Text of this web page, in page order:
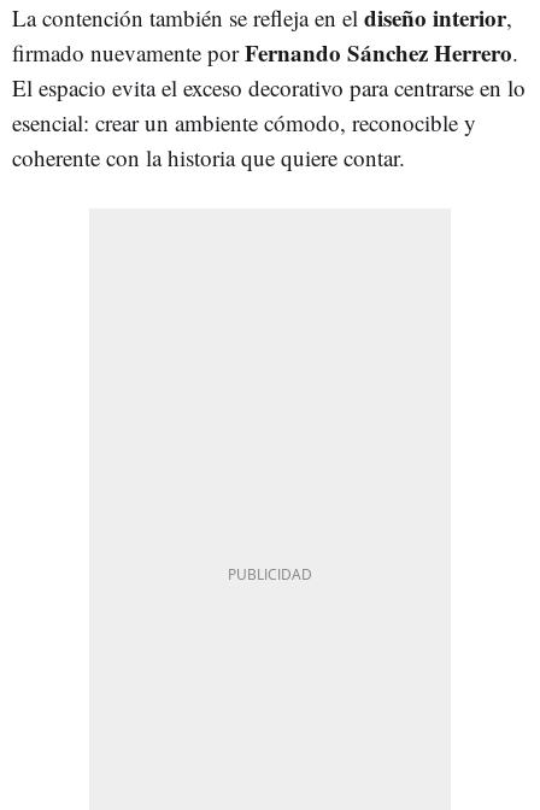
La contención también se refleja en el diseño interior,
firmado nuevamente porFernando Sánchez Herrero.
El espacio evita el exceso decorativo para centrarse en lo
esencial: crear un ambiente cómodo, reconocible y
coherente con la historia que quiere contar.